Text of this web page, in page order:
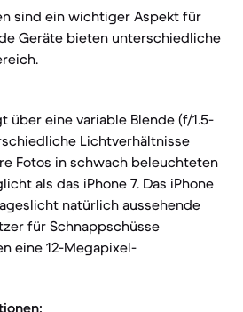
sind ein wichtiger Aspekt für
Geräte bieten unterschiedliche
über eine variable Blende (f/1.5-
Lichtverhältnisse
Fotos in schwach beleuchteten
als das iPhone 7. Das iPhone
natürlich aussehende
für Schnappschüsse
eine 12-Megapixel-